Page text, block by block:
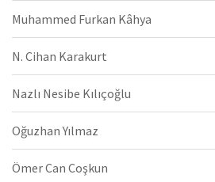
Muhammed Furkan Kâhya
N. Cihan Karakurt
Nazlı Nesibe Kılıçoğlu
Oğuzhan Yılmaz
Ömer Can Coşkun